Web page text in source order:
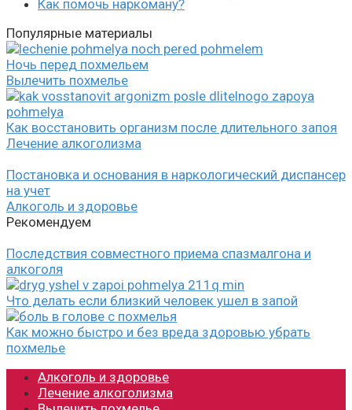
Как помочь наркоману?
Популярные материалы
Ночь перед похмельем
Вылечить похмелье
Как восстановить организм после длительного запоя
Лечение алкоголизма
Постановка и основания в наркологический диспансер
на учет
Алкоголь и здоровье
Рекомендуем
Последствия совместного приема спазмалгона и
алкоголя
Что делать если близкий человек ушел в запой
Как можно быстро и без вреда здоровью убрать
похмелье
Алкоголь и здоровье
Лечение алкоголизма